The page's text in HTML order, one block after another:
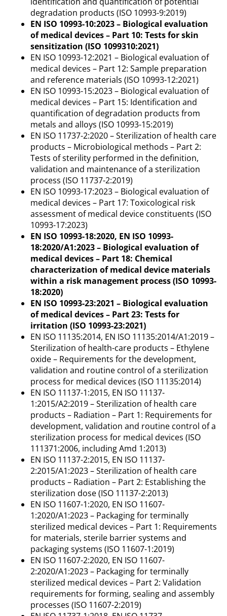
degradation products (ISO 10993-9:2019)
EN ISO 10993-10:2023 – Biological evaluation
of medical devices – Part 10: Tests for skin
sensitization (ISO 1099310:2021)
EN ISO 10993-12:2021 – Biological evaluation of
medical devices – Part 12: Sample preparation
and reference materials (ISO 10993-12:2021)
EN ISO 10993-15:2023 – Biological evaluation of
medical devices – Part 15: Identification and
quantification of degradation products from
metals and alloys (ISO 10993-15:2019)
EN ISO 11737-2:2020 – Sterilization of health care
products – Microbiological methods – Part 2:
Tests of sterility performed in the definition,
validation and maintenance of a sterilization
process (ISO 11737-2:2019)
EN ISO 10993-17:2023 – Biological evaluation of
medical devices – Part 17: Toxicological risk
assessment of medical device constituents (ISO
10993-17:2023)
EN ISO 10993-18:2020, EN ISO 10993-
18:2020/A1:2023 – Biological evaluation of
medical devices – Part 18: Chemical
characterization of medical device materials
within a risk management process (ISO 10993-
18:2020)
EN ISO 10993-23:2021 – Biological evaluation
of medical devices – Part 23: Tests for
irritation (ISO 10993-23:2021)
EN ISO 11135:2014, EN ISO 11135:2014/A1:2019 –
Sterilization of health-care products – Ethylene
oxide – Requirements for the development,
validation and routine control of a sterilization
process for medical devices (ISO 11135:2014)
EN ISO 11137-1:2015, EN ISO 11137-
1:2015/A2:2019 – Sterilization of health care
products – Radiation – Part 1: Requirements for
development, validation and routine control of a
sterilization process for medical devices (ISO
111371:2006, including Amd 1:2013)
EN ISO 11137-2:2015, EN ISO 11137-
2:2015/A1:2023 – Sterilization of health care
products – Radiation – Part 2: Establishing the
sterilization dose (ISO 11137-2:2013)
EN ISO 11607-1:2020, EN ISO 11607-
1:2020/A1:2023 – Packaging for terminally
sterilized medical devices – Part 1: Requirements
for materials, sterile barrier systems and
packaging systems (ISO 11607-1:2019)
EN ISO 11607-2:2020, EN ISO 11607-
2:2020/A1:2023 – Packaging for terminally
sterilized medical devices – Part 2: Validation
requirements for forming, sealing and assembly
processes (ISO 11607-2:2019)